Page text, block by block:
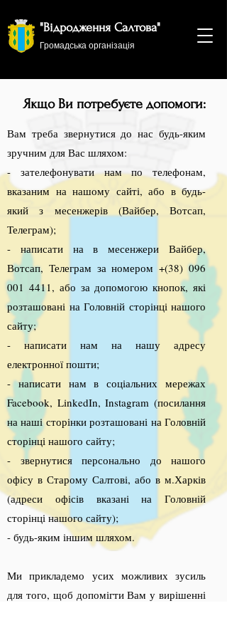
"Відродження Салтова"
Громадська організація
Якщо Ви потребуєте допомоги:
Вам треба звернутися до нас будь-яким
зручним для Вас шляхом:
- зателефонувати нам по телефонам,
вказаним на нашому сайті, або в будь-
який з месенжерів (Вайбер, Вотсап,
Телеграм);
- написати на в месенжери Вайбер,
Вотсап, Телеграм за номером +(38) 096
001 4411, або за допомогою кнопок, які
розташовані на Головній сторінці нашого
сайту;
- написати нам на нашу адресу
електронної пошти;
- написати нам в соціальних мережах
Facebook, LinkedIn, Instagram (посилання
на наші сторінки розташовані на Головній
сторінці нашого сайту;
- звернутися персонально до нашого
офісу в Старому Салтові, або в м.Харків
(адреси офісів вказані на Головній
сторінці нашого сайту);
- будь-яким іншим шляхом.
Ми прикладемо усих можливих зусиль
для того, щоб допомігти Вам у вирішенні